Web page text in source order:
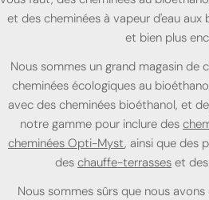
et des cheminées à vapeur d'eau
et bien plus
Nous sommes un grand magasin de
cheminées écologiques au
avec des cheminées bioéthanol, et
notre gamme pour inclure des
cheminées Opti-Myst, ainsi que des
des chauffe-terrasses et des
Nous sommes sûrs que nous